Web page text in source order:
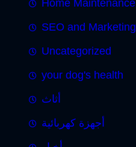
Home Maintenance
SEO and Marketing
Uncategorized
your dog's health
أثاث
أجهزة كهربائية